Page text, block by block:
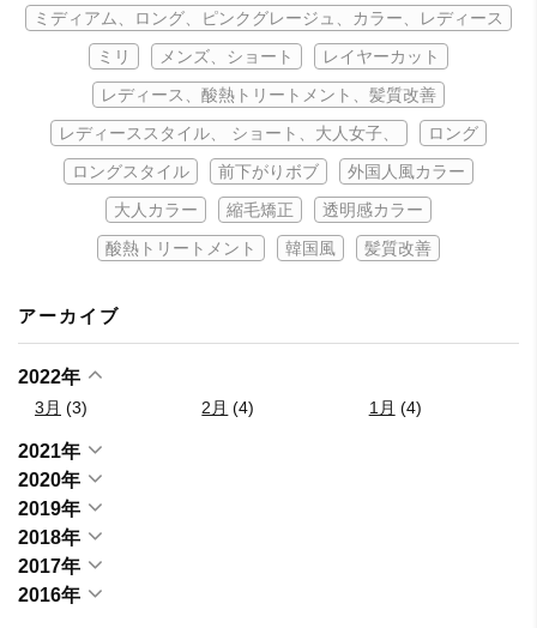
ミディアム、ロング、ピンクグレージュ、カラー、レディース
ミリ
メンズ、ショート
レイヤーカット
レディース、酸熱トリートメント、髪質改善
レディーススタイル、 ショート、大人女子、
ロング
ロングスタイル
前下がりボブ
外国人風カラー
大人カラー
縮毛矯正
透明感カラー
酸熱トリートメント
韓国風 髪質改善
アーカイブ
2022年
3月 (3) 2月 (4) 1月 (4)
2021年
2020年
2019年
2018年
2017年
2016年